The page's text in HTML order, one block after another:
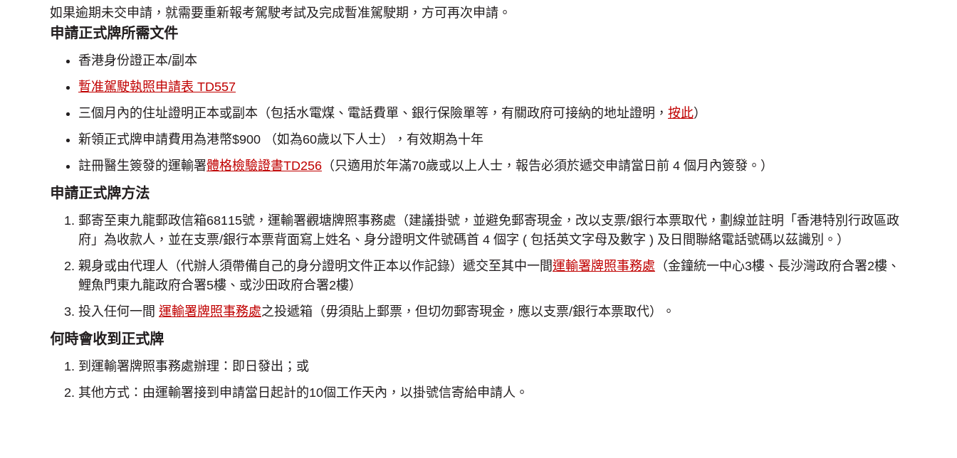
如果逾期未交申請，就需要重新報考駕駛考試及完成暫准駕駛期，方可再次申請。
申請正式牌所需文件
香港身份證正本/副本
暫准駕駛執照申請表 TD557
三個月內的住址證明正本或副本（包括水電煤、電話費單、銀行保險單等，有關政府可接納的地址證明， 按此）
新領正式牌申請費用為港幣$900 （如為60歲以下人士），有效期為十年
註冊醫生簽發的運輸署體格檢驗證書TD256 （只適用於年滿70歲或以上人士，報告必須於遞交申請當日前 4 個月內簽發。）
申請正式牌方法
郵寄至東九龍郵政信箱68115號，運輸署觀塘牌照事務處（建議掛號，並避免郵寄現金，改以支票/銀行本票取代，劃線並註明「香港特別行政區政
府」為收款人，並在支票/銀行本票背面寫上姓名、身分證明文件號碼首 4 個字 ( 包括英文字母及數字 ) 及日間聯絡電話號碼以茲識別。）
親身或由代理人（代辦人須帶備自己的身分證明文件正本以作記錄）遞交至其中一間運輸署牌照事務處 （金鐘統一中心3樓、長沙灣政府合署2樓、
鯉魚門東九龍政府合署5樓、或沙田政府合署2樓）
投入任何一間 運輸署牌照事務處之投遞箱（毋須貼上郵票，但切勿郵寄現金，應以支票/銀行本票取代）。
何時會收到正式牌
到運輸署牌照事務處辦理：即日發出；或
其他方式：由運輸署接到申請當日起計的10個工作天內，以掛號信寄給申請人。